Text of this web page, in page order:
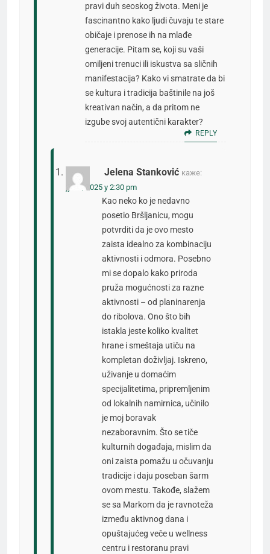
pravi duh seoskog života. Meni je
fascinantno kako ljudi čuvaju te stare
običaje i prenose ih na mlađe
generacije. Pitam se, koji su vaši
omiljeni trenuci ili iskustva sa sličnih
manifestacija? Kako vi smatrate da bi
se kultura i tradicija baštinile na još
kreativan način, a da pritom ne
izgube svoj autentični karakter?
REPLY
Jelena Stanković каже:
јун 9, 2025 у 2:30 pm
Kao neko ko je nedavno
posetio Bršljanicu, mogu
potvrditi da je ovo mesto
zaista idealno za kombinaciju
aktivnosti i odmora. Posebno
mi se dopalo kako priroda
pruža mogućnosti za razne
aktivnosti – od planinarenja
do ribolova. Ono što bih
istakla jeste koliko kvalitet
hrane i smeštaja utiču na
kompletan doživljaj. Iskreno,
uživanje u domaćim
specijalitetima, pripremljenim
od lokalnih namirnica, učinilo
je moj boravak
nezaboravnim. Što se tiče
kulturnih događaja, mislim da
oni zaista pomažu u očuvanju
tradicije i daju poseban šarm
ovom mestu. Takođe, slažem
se sa Markom da je ravnoteža
između aktivnog dana i
opuštajućeg veče u wellness
centru i restoranu pravi